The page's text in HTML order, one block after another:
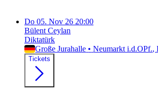
Do 05. Nov 26 20:00
Bülent Ceylan
Diktatürk
Große Jurahalle • Neumarkt i.d.OPf.,
Tickets